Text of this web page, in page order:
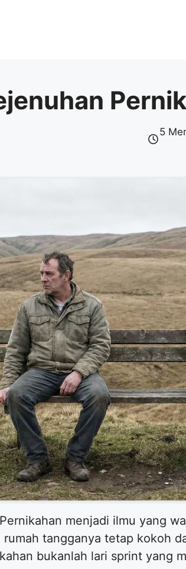
5
menjadi ilmu yang
tangganya tetap kokoh
bukanlah lari sprint yang